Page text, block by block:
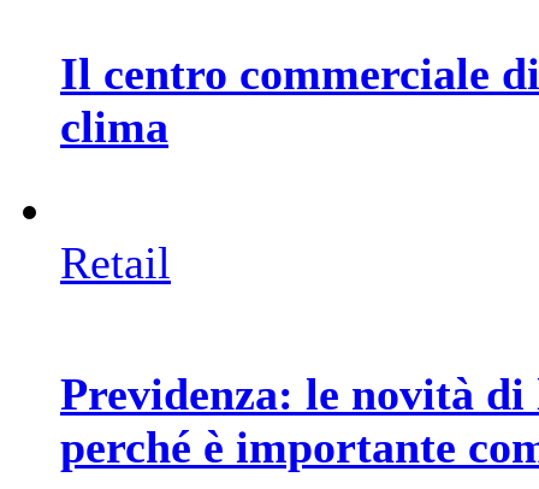
Il centro commerciale
clima
Retail
Previdenza: le novità di
perché è importante